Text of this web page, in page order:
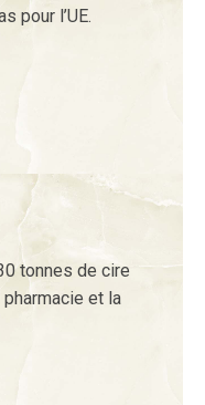
pour l’UE.
tonnes de cire
pharmacie et la